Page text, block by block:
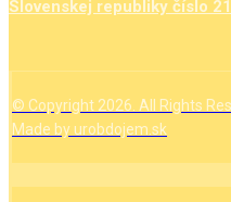
Slovenskej republiky číslo
© Copyright 2026. All Rights
Made by urobdojem.sk